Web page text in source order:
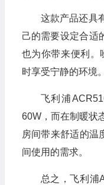
这款产品还具
己的需要设定合适
也为你带来便利。
时享受宁静的环境。
飞利浦
60W，而在制暖状
房间带来舒适的温
间使用的需求。
总之，飞利浦